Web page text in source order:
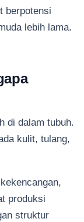
berpotensi
lebih lama.
di dalam tubuh.
kulit, tulang,
produksi
struktur